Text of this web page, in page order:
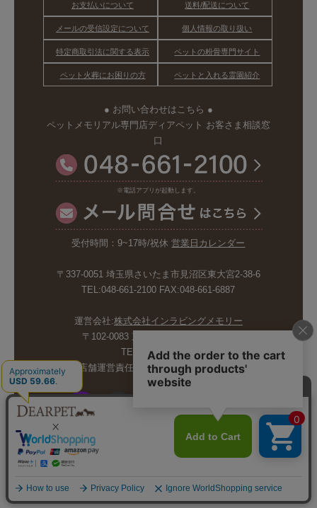
お支払いについて 送料/配送について
メールの受信設定について 個人情報の取り扱い
特定商取引法に関する表示 ペットの粉骨専門サイト
ペット火葬にお困りの方 ペットと入れる霊園紹介
● お問い合わせはこちら ●
ペットメモリアル専門店ディアペット お客さま相談窓
口
※電話アプリが起動します。
受付時間：9~17時/祝休営業日カレンダー
〒337-0051 埼玉県さいたま市見沼区東大宮2-38-6
TEL:048-661-2100 FAX:048-661-6887
運営会社:株式会社インラビングメモリー
〒102-0083 東京都千代田区麹町5-6-4
TEL:03-6265-4986
店舗運営責任者:斉藤久美子 内山剛巳
© INLOVING MEMORY CO.,LTD